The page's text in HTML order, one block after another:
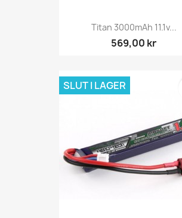
Titan 3000mAh 11.1v...
569,00 kr
SLUT I LAGER